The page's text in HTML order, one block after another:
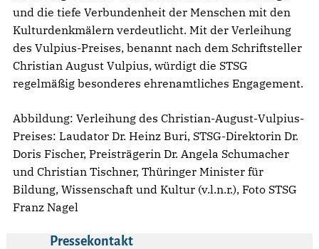
und die tiefe Verbundenheit der Menschen mit den
Kulturdenkmälern verdeutlicht. Mit der Verleihung
des Vulpius-Preises, benannt nach dem Schriftsteller
Christian August Vulpius, würdigt die STSG
regelmäßig besonderes ehrenamtliches Engagement.
Abbildung: Verleihung des Christian-August-Vulpius-
Preises: Laudator Dr. Heinz Buri, STSG-Direktorin Dr.
Doris Fischer, Preisträgerin Dr. Angela Schumacher
und Christian Tischner, Thüringer Minister für
Bildung, Wissenschaft und Kultur (v.l.n.r.), Foto STSG
Franz Nagel
Pressekontakt